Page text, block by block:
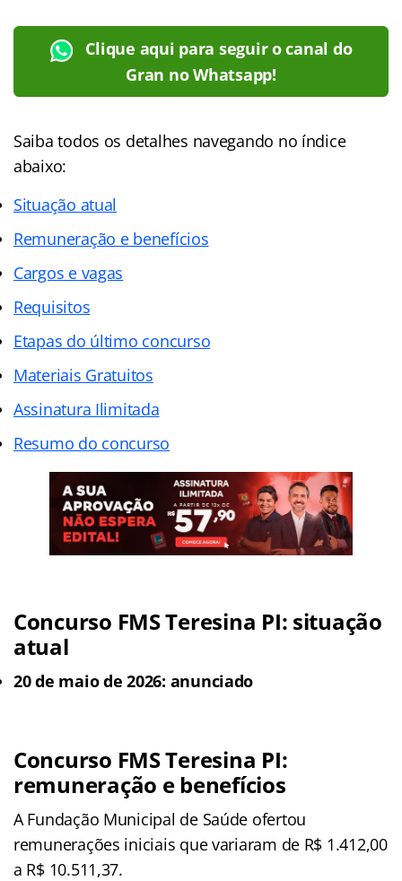
Clique aqui para seguir o canal do
Gran no Whatsapp!
Saiba todos os detalhes navegando no índice
abaixo:
Situação atual
Remuneração e benefícios
Cargos e vagas
Requisitos
Etapas do último concurso
Materiais Gratuitos
Assinatura Ilimitada
Resumo do concurso
Concurso FMS Teresina PI: situação
atual
20 de maio de 2026: anunciado
Concurso FMS Teresina PI:
remuneração e benefícios
A Fundação Municipal de Saúde ofertou
remunerações iniciais que variaram de R$ 1.412,00
a R$ 10.511,37.